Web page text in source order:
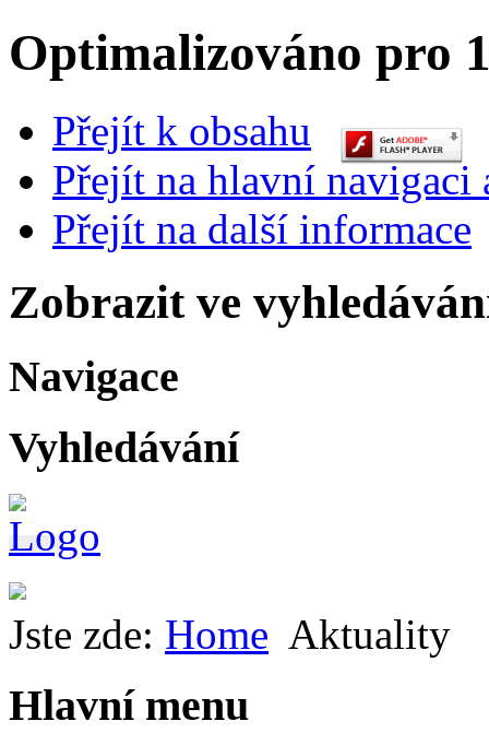
Optimalizováno pro
Přejít k obsahu
Přejít na hlavní navigaci
Přejít na další informace
Zobrazit ve
Navigace
Vyhledávání
Jste zde: Home Aktuality
Hlavní menu